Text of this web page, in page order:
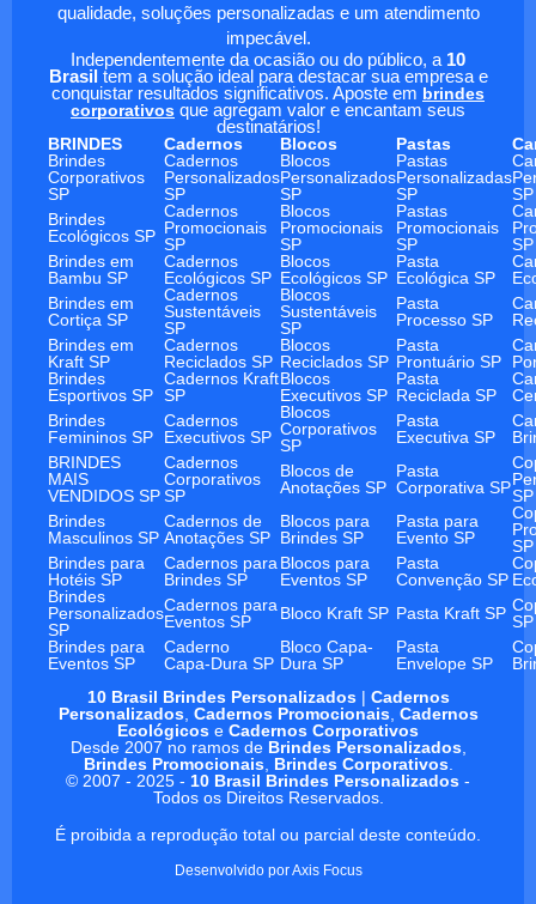
qualidade, soluções personalizadas e um atendimento
impecável.
Independentemente da ocasião ou do público, a 10
Brasil tem a solução ideal para destacar sua empresa e
conquistar resultados significativos. Aposte em brindes
corporativos que agregam valor e encantam seus
destinatários!
BRINDES
Cadernos Blocos Pastas
Brindes
Corporativos
SP
Cadernos
Personalizados
SP
Blocos
Personalizados
SP
Pastas
Personalizadas
SP
SP
Brindes
Ecológicos SP
Cadernos
Promocionais
SP
Blocos
Promocionais
SP
Pastas
Promocionais
SP
SP
Brindes em
Bambu SP
Cadernos
Ecológicos SP
Blocos
Ecológicos SP
Pasta
Ecológica SP
Brindes em
Cortiça SP
Cadernos
Sustentáveis
SP
Blocos
Sustentáveis
SP
Pasta
Processo SP
Brindes em
Kraft SP
Cadernos
Reciclados SP
Blocos
Reciclados SP
Pasta
Prontuário SP
Brindes
Esportivos SP
Cadernos Kraft
SP
Blocos
Executivos SP
Pasta
Reciclada SP
Brindes
Femininos SP
Cadernos
Executivos SP
Blocos
Corporativos
SP
Pasta
Executiva SP
BRINDES
MAIS
VENDIDOS SP
Cadernos
Corporativos
SP
Blocos de
Anotações SP
Pasta
Corporativa SPSP
Brindes
Masculinos SP
Cadernos de
Anotações SP
Blocos para
Brindes SP
Pasta para
Evento SP
SP
Brindes para
Hotéis SP
Cadernos para
Brindes SP
Blocos para
Eventos SP
Pasta
Convenção SP
Brindes
Personalizados
SP
Cadernos para
Eventos SP
Bloco Kraft SP Pasta Kraft SP SP
Brindes para
Eventos SP
Caderno
Capa-Dura SP
Bloco Capa-
Dura SP
Pasta
Envelope SP
10 Brasil Brindes Personalizados| Cadernos
Personalizados, Cadernos Promocionais, Cadernos
Ecológicos e Cadernos Corporativos
Desde 2007 no ramos de Brindes Personalizados,
Brindes Promocionais, Brindes Corporativos.
© 2007 - 2025 - 10 Brasil Brindes Personalizados -
Todos os Direitos Reservados.
É proibida a reprodução total ou parcial deste conteúdo.
Desenvolvido porAxis Focus